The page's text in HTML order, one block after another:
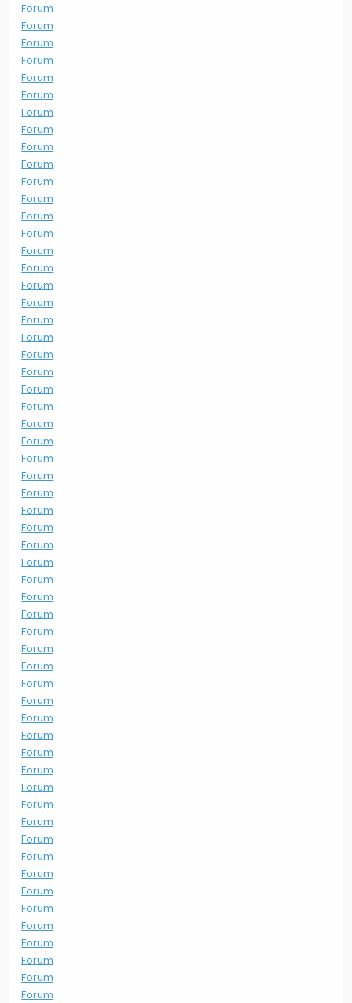
Forum
Forum
Forum
Forum
Forum
Forum
Forum
Forum
Forum
Forum
Forum
Forum
Forum
Forum
Forum
Forum
Forum
Forum
Forum
Forum
Forum
Forum
Forum
Forum
Forum
Forum
Forum
Forum
Forum
Forum
Forum
Forum
Forum
Forum
Forum
Forum
Forum
Forum
Forum
Forum
Forum
Forum
Forum
Forum
Forum
Forum
Forum
Forum
Forum
Forum
Forum
Forum
Forum
Forum
Forum
Forum
Forum
Forum